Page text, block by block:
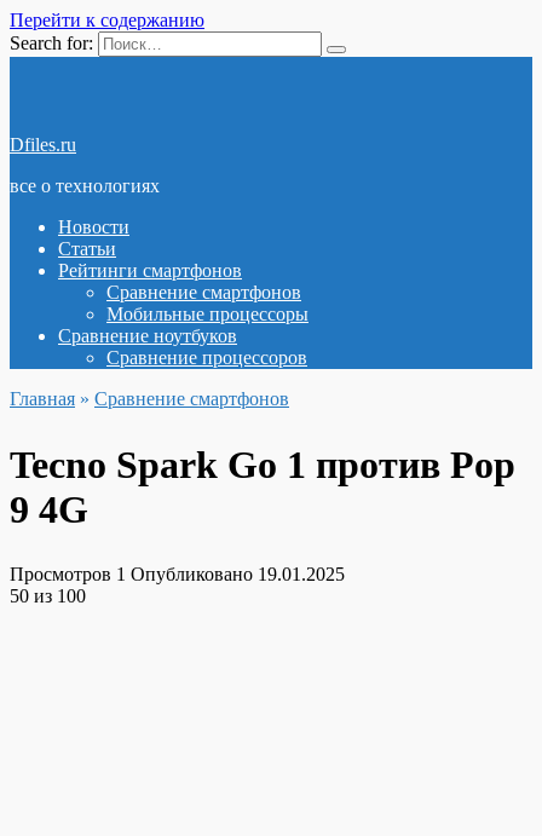
Перейти к содержанию
Search for:
Dfiles.ru
все о технологиях
Новости
Статьи
Рейтинги смартфонов
Сравнение смартфонов
Мобильные процессоры
Сравнение ноутбуков
Сравнение процессоров
Главная » Сравнение смартфонов
Tecno Spark Go 1 против Pop
9 4G
Просмотров 1 Опубликовано 19.01.2025
50 из 100